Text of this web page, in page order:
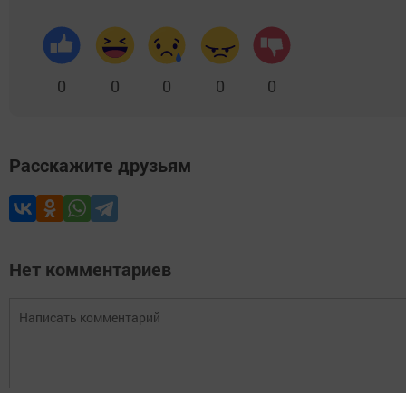
0 0 0 0 0
Расскажите друзьям
Нет комментариев